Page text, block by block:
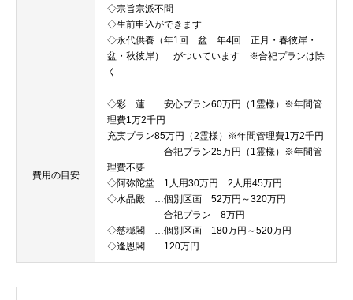
◇宗旨宗派不問
◇生前申込ができます
◇永代供養（年1回…盆 年4回…正月・春彼岸・
盆・秋彼岸） がついています ※合祀プランは除
く
費用の目安
◇彩 蓮 …安心プラン60万円（1霊様）※年間管
理費1万2千円
充実プラン85万円（2霊様）※年間管理費1万2千円
合祀プラン25万円（1霊様）※年間管
理費不要
◇阿弥陀堂…1人用30万円 2人用45万円
◇水晶殿 …個別区画 52万円～320万円
合祀プラン 8万円
◇慈穏閣 …個別区画 180万円～520万円
◇逢恩閣 …120万円